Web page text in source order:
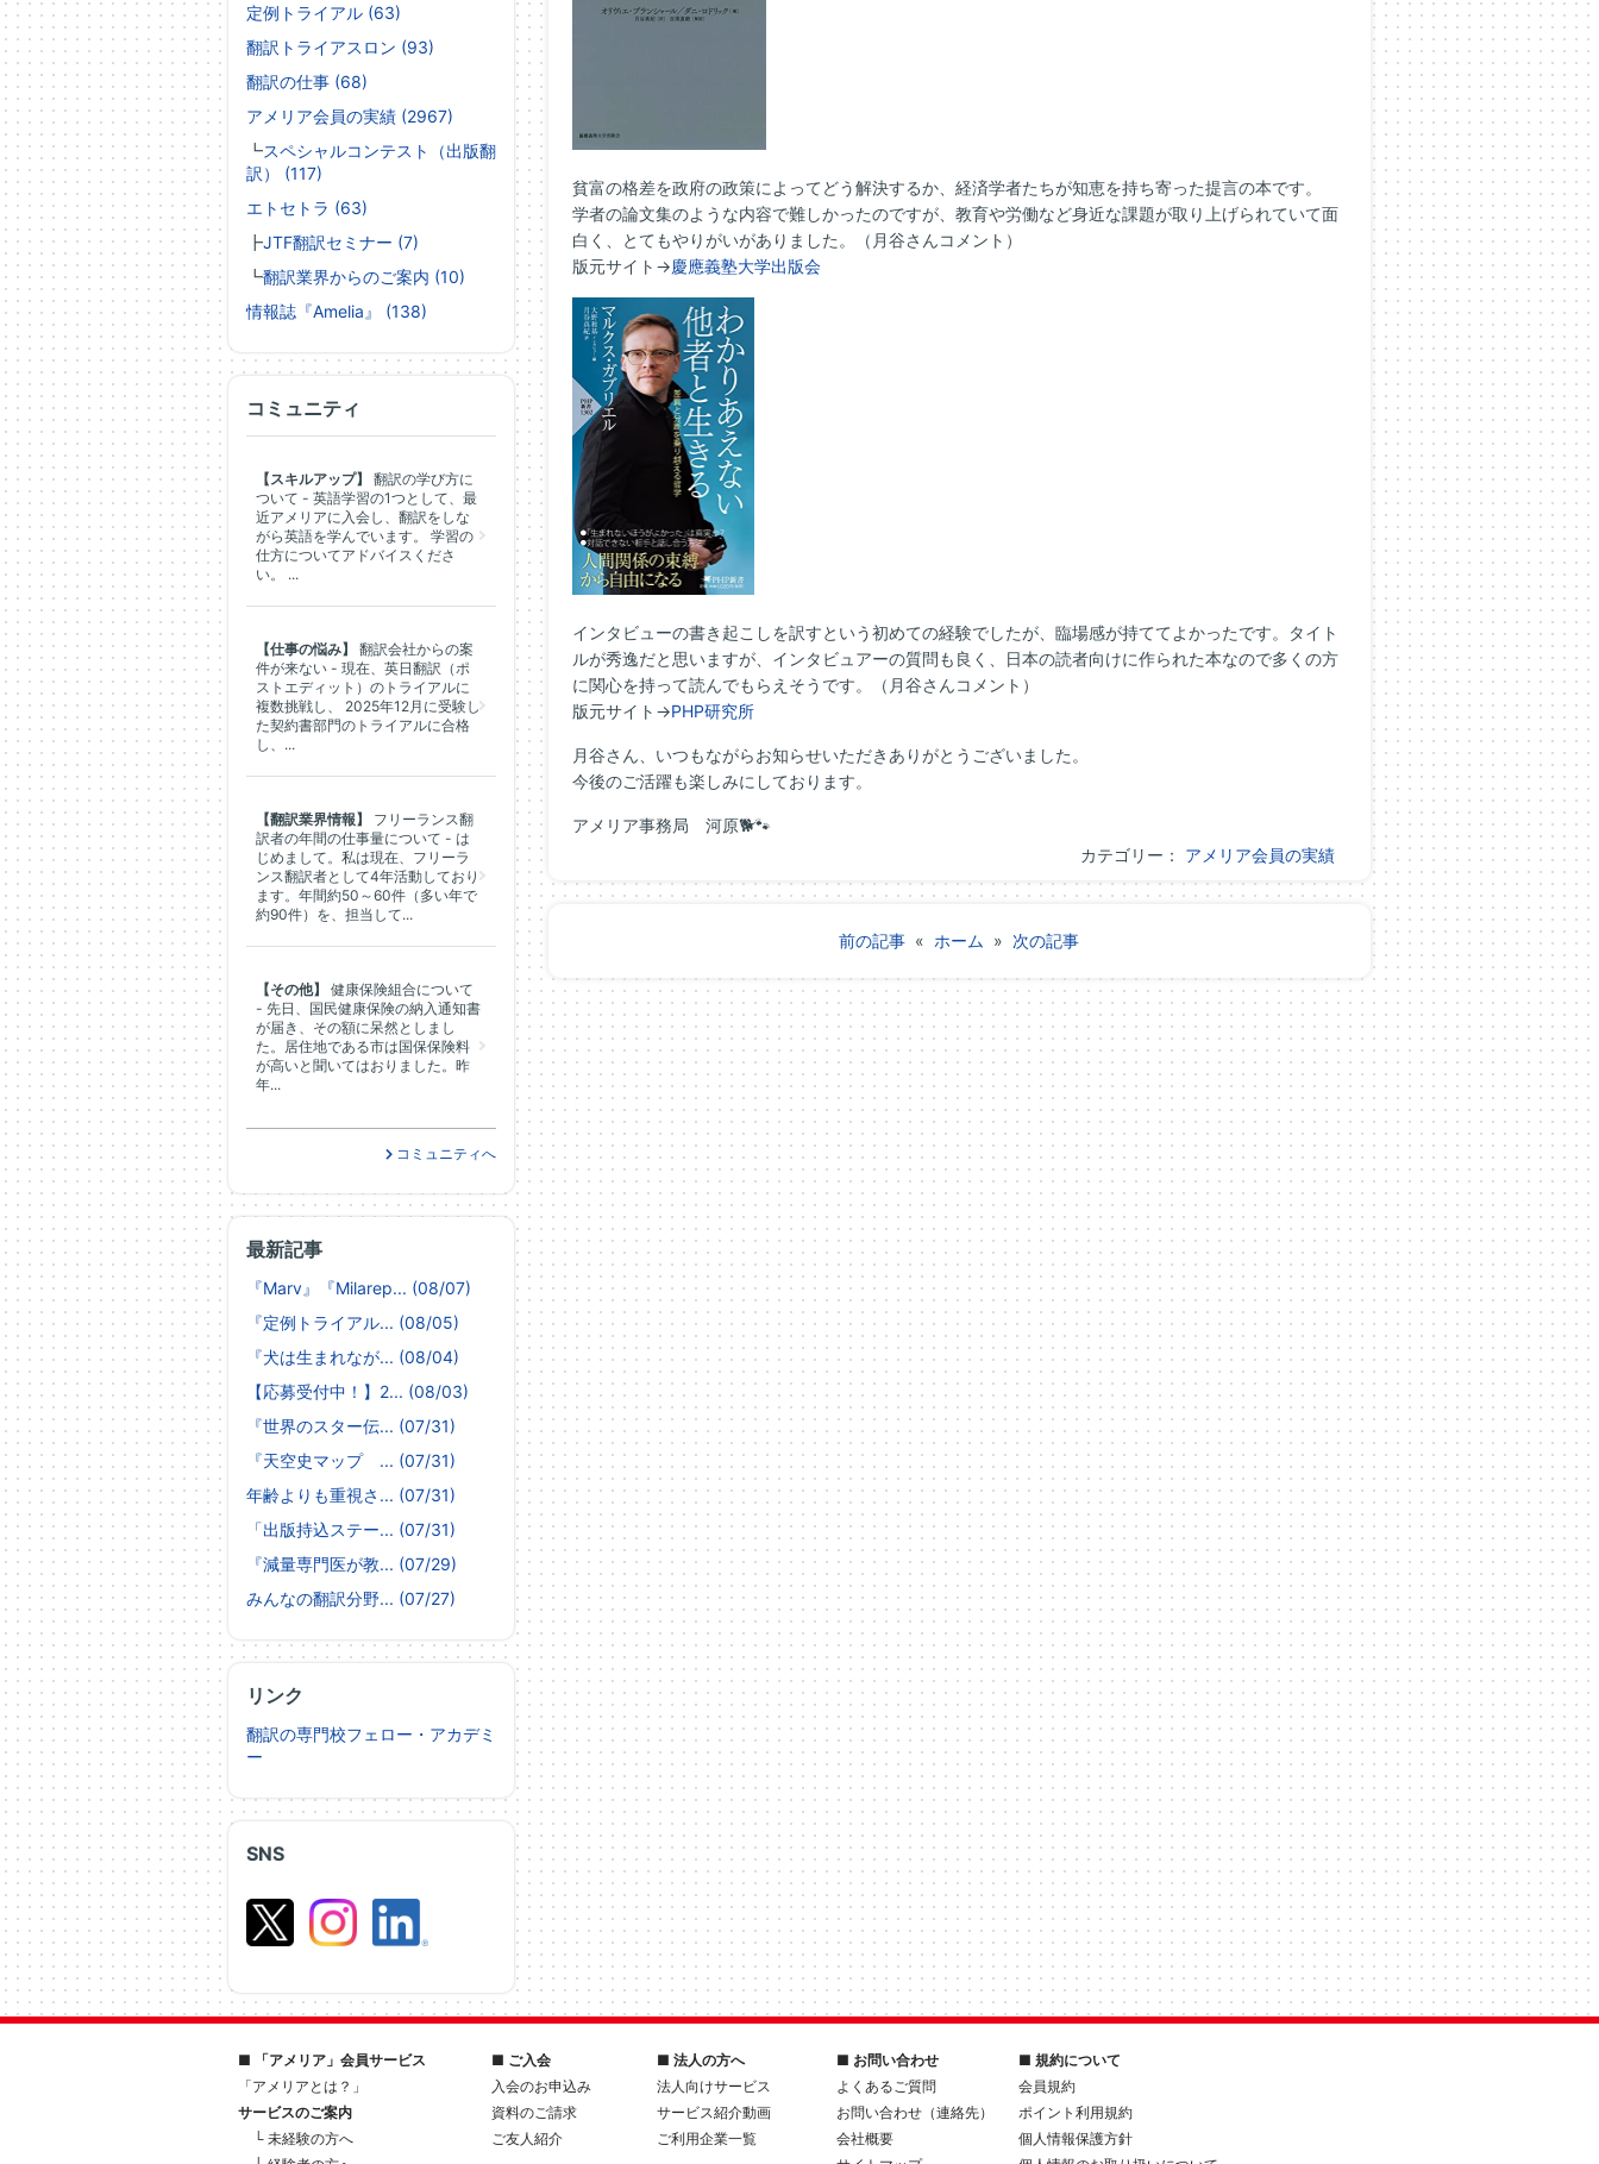
貧富の格差を政府の政策によってどう解決するか、経済学者たちが知恵を持ち寄った提言の本です。
学者の論文集のような内容で難しかったのですが、教育や労働など身近な課題が取り上げられていて面
白く、とてもやりがいがありました。（月谷さんコメント）
版元サイト→慶應義塾大学出版会
インタビューの書き起こしを訳すという初めての経験でしたが、臨場感が持ててよかったです。タイト
ルが秀逸だと思いますが、インタビュアーの質問も良く、日本の読者向けに作られた本なので多くの方
に関心を持って読んでもらえそうです。（月谷さんコメント）
版元サイト→PHP研究所
月谷さん、いつもながらお知らせいただきありがとうございました。
今後のご活躍も楽しみにしております。
アメリア事務局 河原🐕🐾
カテゴリー： アメリア会員の実績
前の記事 « ホーム » 次の記事
SNS
定例トライアル (63)
翻訳トライアスロン (93)
翻訳の仕事 (68)
アメリア会員の実績 (2967)
┗スペシャルコンテスト（出版翻
訳） (117)
エトセトラ (63)
┣JTF翻訳セミナー (7)
┗翻訳業界からのご案内 (10)
情報誌『Amelia』 (138)
最新記事
『Marv』『Milarep... (08/07)
『定例トライアル... (08/05)
『犬は生まれなが... (08/04)
【応募受付中！】2... (08/03)
『世界のスター伝... (07/31)
『天空史マップ ... (07/31)
年齢よりも重視さ... (07/31)
「出版持込ステー... (07/31)
『減量専門医が教... (07/29)
みんなの翻訳分野... (07/27)
リンク
翻訳の専門校フェロー・アカデミ
ー
コミュニティ
【スキルアップ】
翻訳の学び方に
ついて - 英語学習の1つとして、最
近アメリアに入会し、翻訳をしな
がら英語を学んでいます。 学習の
仕方についてアドバイスくださ
い。 ...
【仕事の悩み】
翻訳会社からの案
件が来ない - 現在、英日翻訳（ポ
ストエディット）のトライアルに
複数挑戦し、 2025年12月に受験し
た契約書部門のトライアルに合格
し、...
【翻訳業界情報】
フリーランス翻
訳者の年間の仕事量について - は
じめまして。私は現在、フリーラ
ンス翻訳者として4年活動しており
ます。年間約50～60件（多い年で
約90件）を、担当して...
【その他】
健康保険組合について
- 先日、国民健康保険の納入通知書
が届き、その額に呆然としまし
た。居住地である市は国保保険料
が高いと聞いてはおりました。昨
年...
コミュニティへ
■ 「アメリア」会員サービス
「アメリアとは？」
サービスのご案内
└ 未経験の方へ
■ ご入会
入会のお申込み
資料のご請求
ご友人紹介
■ 法人の方へ
法人向けサービス
サービス紹介動画
ご利用企業一覧
■ お問い合わせ
よくあるご質問
お問い合わせ（連絡先）
会社概要
■ 規約について
会員規約
ポイント利用規約
個人情報保護方針